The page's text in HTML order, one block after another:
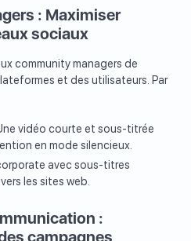
: Maximiser
sociaux
community managers de
et des utilisateurs. Par
vidéo courte et sous-titrée
en mode silencieux.
avec sous-titres
les sites web.
:
campagnes